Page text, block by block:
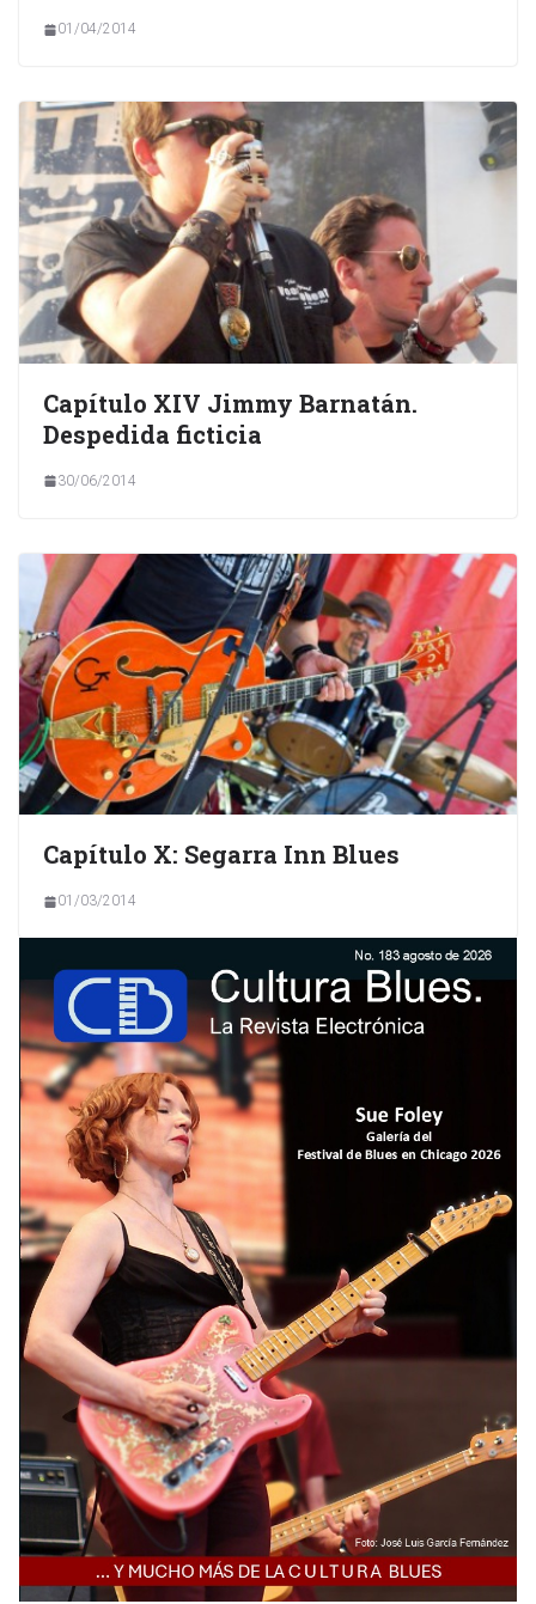
01/04/2014
Capítulo XIV Jimmy Barnatán.
Despedida ficticia
30/06/2014
Capítulo X: Segarra Inn Blues
01/03/2014